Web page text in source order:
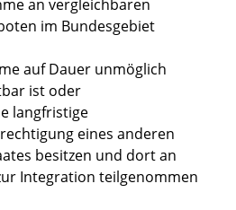
an vergleichbaren
im Bundesgebiet
auf Dauer unmöglich
ist oder
langfristige
eines anderen
besitzen und dort an
Integration teilgenommen